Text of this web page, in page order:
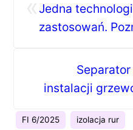
Jedna
zastosowań.
instalacji
FI 6/2025 izolacja rur